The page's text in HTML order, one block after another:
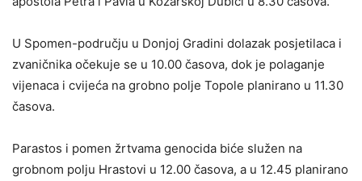
U Spomen-području u Donjoj Gradini dolazak posjetilaca i
zvaničnika očekuje se u 10.00 časova, dok je polaganje
vijenaca i cvijeća na grobno polje Topole planirano u 11.30
časova.
Parastos i pomen žrtvama genocida biće služen na
grobnom polju Hrastovi u 12.00 časova, a u 12.45 planirano